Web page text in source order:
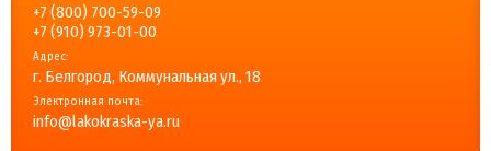
+7 (800) 700-59-09
+7 (910) 973-01-00
Адрес:
г. Белгород, Коммунальная ул., 18
Электронная почта:
info@lakokraska-ya.ru